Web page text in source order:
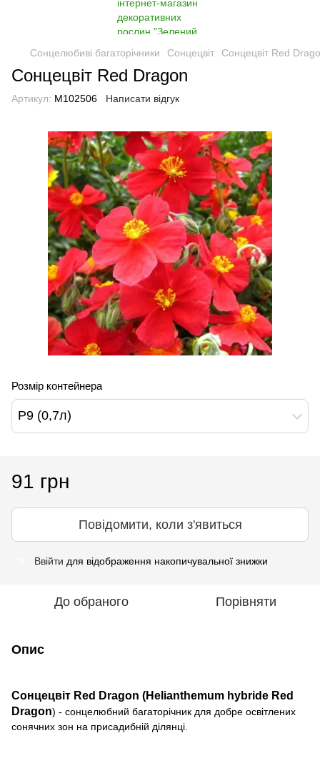
Сонцелюбиві багаторічники Сонцецвіт Сонцецвіт Red
Сонцецвіт Red Dragon
Артикул: M102506 Написати відгук
Розмір контейнера
Р9 (0,7л)
91 грн
Повідомити, коли з'явиться
Ввійти для відображення накопичувальної знижки
До обраного Порівняти
Опис
Сонцецвіт Red Dragon (Helianthemum hybride Red
Dragon) - сонцелюбний багаторічник для добре освітлених
сонячних зон на присадибній ділянці.